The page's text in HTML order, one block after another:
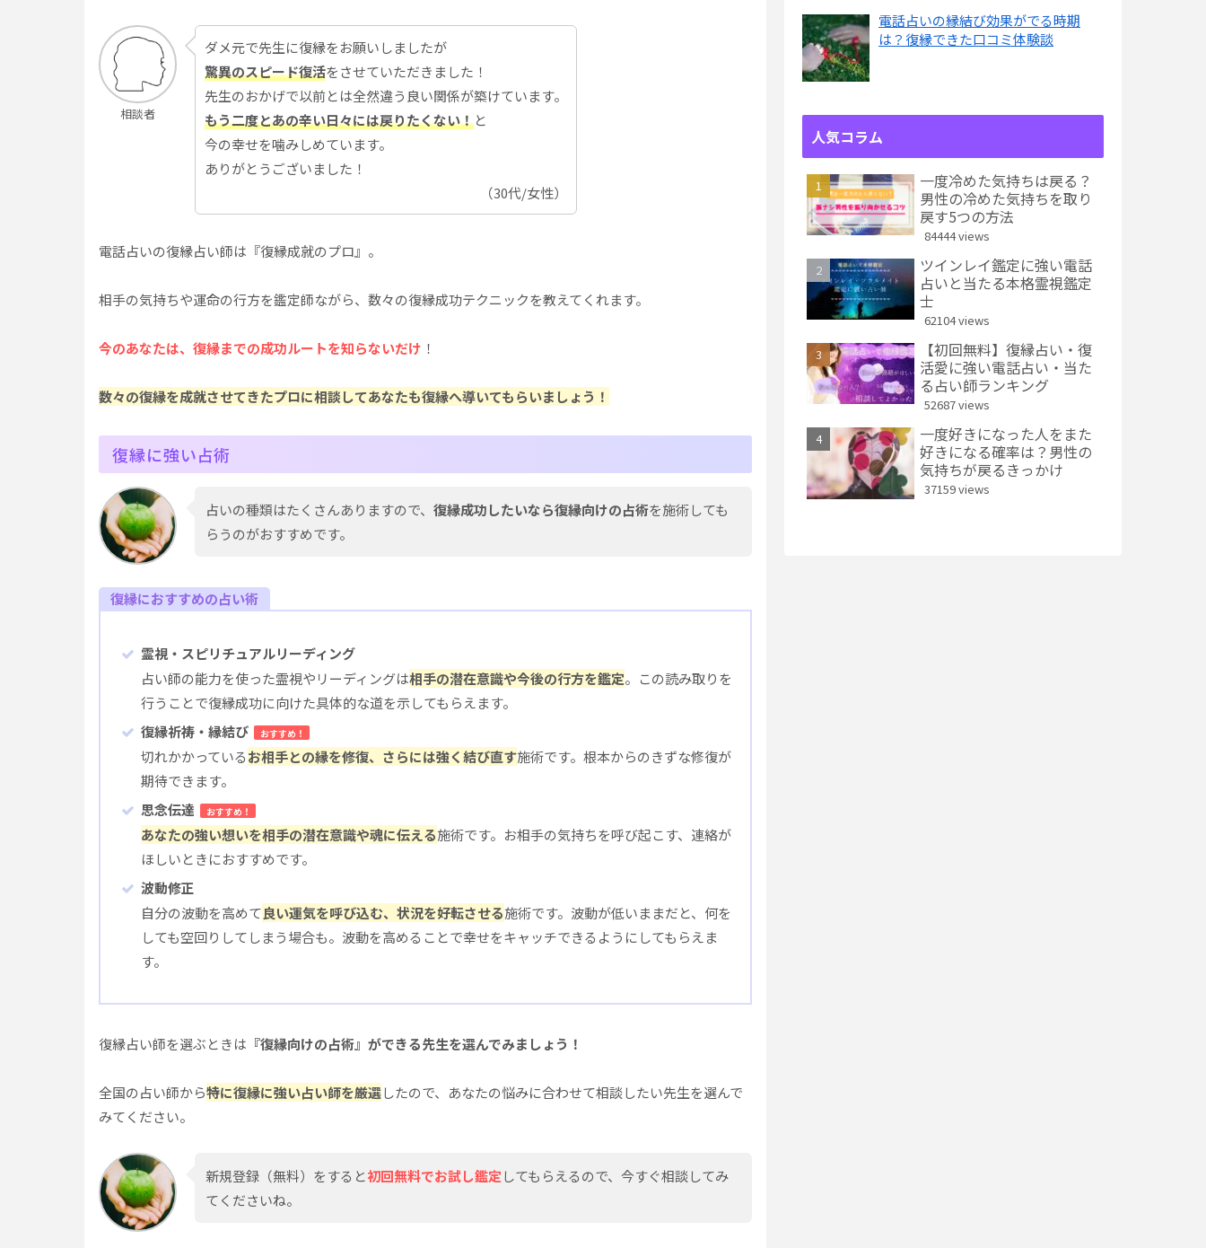
相談者
ダメ元で先生に復縁をお願いしましたが
驚異のスピード復活をさせていただきました！
先生のおかげで以前とは全然違う良い関係が築けています。
もう二度とあの辛い日々には戻りたくない！と
今の幸せを噛みしめています。
ありがとうございました！
（30代/女性）
電話占いの復縁占い師は『復縁成就のプロ』。
相手の気持ちや運命の行方を鑑定師ながら、数々の復縁成功テクニックを教えてくれます。
今のあなたは、復縁までの成功ルートを知らないだけ ！
数々の復縁を成就させてきたプロに相談してあなたも復縁へ導いてもらいましょう！
復縁に強い占術
占いの種類はたくさんありますので、復縁成功したいなら復縁向けの占術を施術しても
らうのがおすすめです。
復縁におすすめの占い術
霊視・スピリチュアルリーディング
占い師の能力を使った霊視やリーディングは相手の潜在意識や今後の行方を鑑定。この読み取りを
行うことで復縁成功に向けた具体的な道を示してもらえます。
復縁祈祷・縁結び
おすすめ！
切れかかっているお相手との縁を修復、さらには強く結び直す施術です。根本からのきずな修復が
期待できます。
思念伝達
おすすめ！
あなたの強い想いを相手の潜在意識や魂に伝える施術です。お相手の気持ちを呼び起こす、連絡が
ほしいときにおすすめです。
波動修正
自分の波動を高めて良い運気を呼び込む、状況を好転させる施術です。波動が低いままだと、何を
しても空回りしてしまう場合も。波動を高めることで幸せをキャッチできるようにしてもらえま
す。
復縁占い師を選ぶときは 『復縁向けの占術』ができる先生を選んでみましょう！
全国の占い師から特に復縁に強い占い師を厳選したので、あなたの悩みに合わせて相談したい先生を選んで
みてください。
新規登録（無料）をすると初回無料でお試し鑑定してもらえるので、今すぐ相談してみ
てくださいね。
電話占いの縁結び効果がでる時期
は？復縁できた口コミ体験談
人気コラム
一度冷めた気持ちは戻る？
男性の冷めた気持ちを取り
戻す5つの方法
84444 views
ツインレイ鑑定に強い電話
占いと当たる本格霊視鑑定
士
62104 views
【初回無料】復縁占い・復
活愛に強い電話占い・当た
る占い師ランキング
52687 views
一度好きになった人をまた
好きになる確率は？男性の
気持ちが戻るきっかけ
37159 views